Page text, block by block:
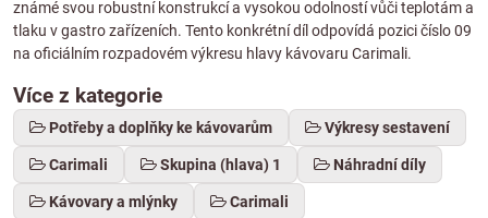
známé svou robustní konstrukcí a vysokou odolností vůči teplotám a
tlaku v gastro zařízeních. Tento konkrétní díl odpovídá pozici číslo 09
na oficiálním rozpadovém výkresu hlavy kávovaru Carimali.
Více z kategorie
Potřeby a doplňky ke kávovarům Výkresy sestavení
Carimali Skupina (hlava) 1 Náhradní díly
Kávovary a mlýnky Carimali